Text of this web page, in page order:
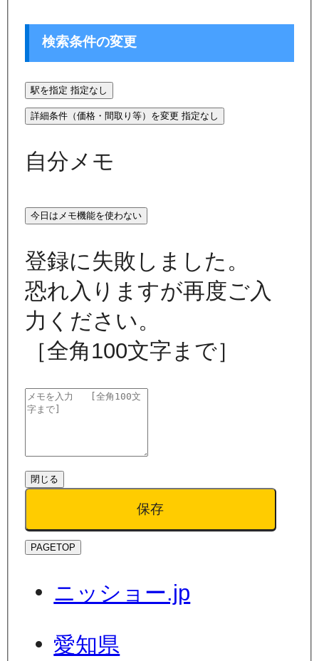
検索条件の変更
駅を指定 指定なし
詳細条件（価格・間取り等）を変更 指定なし
自分メモ
今日はメモ機能を使わない
登録に失敗しました。
恐れ入りますが再度ご入
力ください。
［全角100文字まで］
閉じる
保存
PAGETOP
ニッショー.jp
愛知県